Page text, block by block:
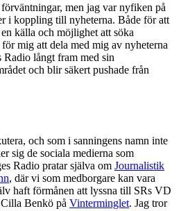
men jag var nyfiken på
i koppling till nyheterna. Både för att
källa och möjlighet att söka
mig att dela med mig av nyheterna
långt fram med sin
och blir säkert pushade från
och som i sanningens namn inte
sig de sociala medierna som
Radio pratar själva om Journalistik
, där vi som medborgare kan vara
haft förmånen att lyssna till SRs VD
Benkö på Vinterminglet. Jag tror